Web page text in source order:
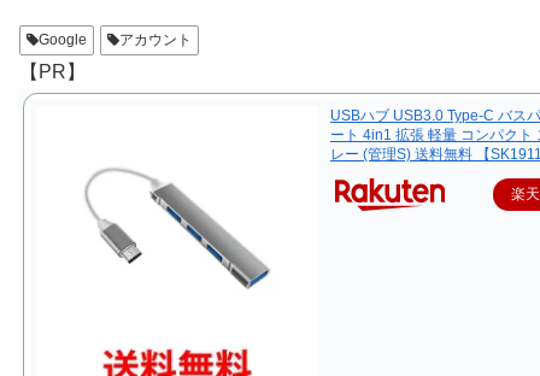
Google アカウント
【PR】
USBハブ USB3.0 Type-C バス
ート 4in1 拡張 軽量 コンパクト
レー (管理S) 送料無料 【
楽